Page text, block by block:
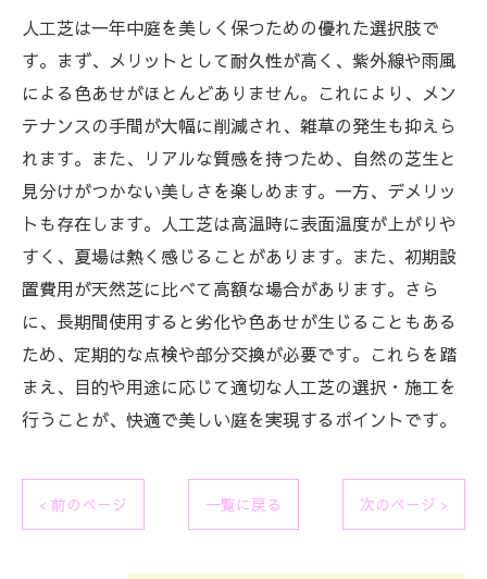
人工芝は一年中庭を美しく保つための優れた選択肢で
す。まず、メリットとして耐久性が高く、紫外線や雨風
による色あせがほとんどありません。これにより、メン
テナンスの手間が大幅に削減され、雑草の発生も抑えら
れます。また、リアルな質感を持つため、自然の芝生と
見分けがつかない美しさを楽しめます。一方、デメリッ
トも存在します。人工芝は高温時に表面温度が上がりや
すく、夏場は熱く感じることがあります。また、初期設
置費用が天然芝に比べて高額な場合があります。さら
に、長期間使用すると劣化や色あせが生じることもある
ため、定期的な点検や部分交換が必要です。これらを踏
まえ、目的や用途に応じて適切な人工芝の選択・施工を
行うことが、快適で美しい庭を実現するポイントです。
< 前のページ 一覧に戻る 次のページ >